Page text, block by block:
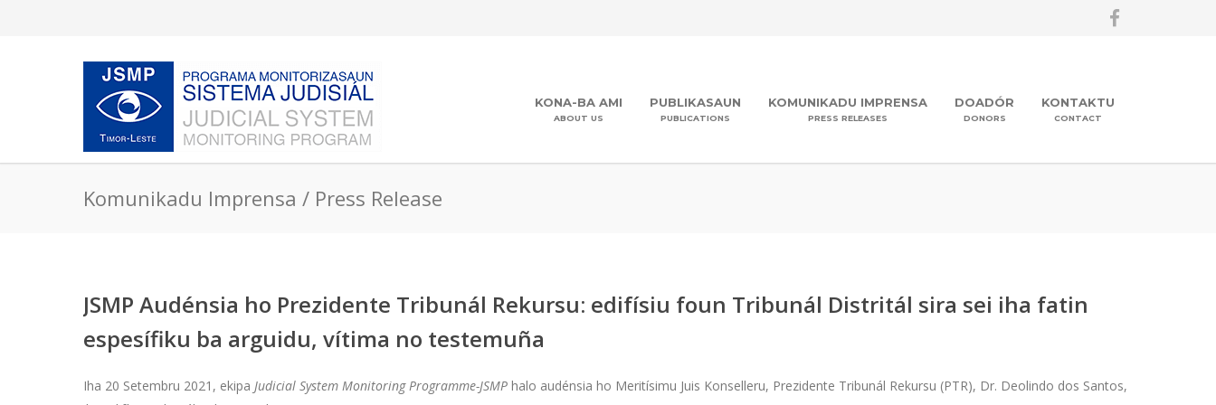
KONA-BA AMI
ABOUT US
PUBLIKASAUN
PUBLICATIONS
KOMUNIKADU IMPRENSA
PRESS RELEASES
DOADÓR
DONORS
KONTAKTU
CONTACT
Komunikadu Imprensa / Press Release
JSMP Audénsia ho Prezidente Tribunál Rekursu: edifísiu foun Tribunál Distritál sira sei iha fatin
espesífiku ba arguidu, vítima no testemuña
Iha 20 Setembru 2021, ekipa Judicial System Monitoring Programme-JSMP halo audénsia ho Meritísimu Juis Konselleru, Prezidente Tribunál Rekursu (PTR), Dr. Deolindo dos Santos,